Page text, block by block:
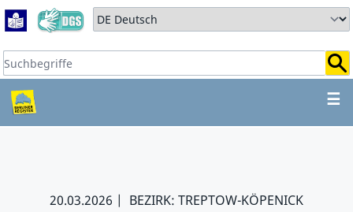
Zum Hauptbereich springen
Zum Hauptmenü springen
Sprache auswählen:
Suchbegriffe:
☰
ZUM HAUPTBEREICH
20.03.2026 BEZIRK: TREPTOW-KÖPENICK